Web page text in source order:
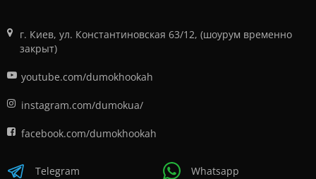
г. Киев, ул. Константиновская 63/12, (шоурум временно
закрыт)
youtube.com/dumokhookah
instagram.com/dumokua/
facebook.com/dumokhookah
Telegram Whatsapp